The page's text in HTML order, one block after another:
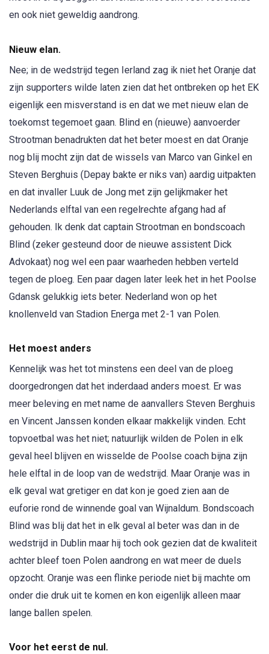
en ook niet geweldig aandrong.
Nieuw elan.
Nee; in de wedstrijd tegen Ierland zag ik niet het Oranje dat
zijn supporters wilde laten zien dat het ontbreken op het EK
eigenlijk een misverstand is en dat we met nieuw elan de
toekomst tegemoet gaan. Blind en (nieuwe) aanvoerder
Strootman benadrukten dat het beter moest en dat Oranje
nog blij mocht zijn dat de wissels van Marco van Ginkel en
Steven Berghuis (Depay bakte er niks van) aardig uitpakten
en dat invaller Luuk de Jong met zijn gelijkmaker het
Nederlands elftal van een regelrechte afgang had af
gehouden. Ik denk dat captain Strootman en bondscoach
Blind (zeker gesteund door de nieuwe assistent Dick
Advokaat) nog wel een paar waarheden hebben verteld
tegen de ploeg. Een paar dagen later leek het in het Poolse
Gdansk gelukkig iets beter. Nederland won op het
knollenveld van Stadion Energa met 2-1 van Polen.
Het moest anders
Kennelijk was het tot minstens een deel van de ploeg
doorgedrongen dat het inderdaad anders moest. Er was
meer beleving en met name de aanvallers Steven Berghuis
en Vincent Janssen konden elkaar makkelijk vinden. Echt
topvoetbal was het niet; natuurlijk wilden de Polen in elk
geval heel blijven en wisselde de Poolse coach bijna zijn
hele elftal in de loop van de wedstrijd. Maar Oranje was in
elk geval wat gretiger en dat kon je goed zien aan de
euforie rond de winnende goal van Wijnaldum. Bondscoach
Blind was blij dat het in elk geval al beter was dan in de
wedstrijd in Dublin maar hij toch ook gezien dat de kwaliteit
achter bleef toen Polen aandrong en wat meer de duels
opzocht. Oranje was een flinke periode niet bij machte om
onder die druk uit te komen en kon eigenlijk alleen maar
lange ballen spelen.
Voor het eerst de nul.